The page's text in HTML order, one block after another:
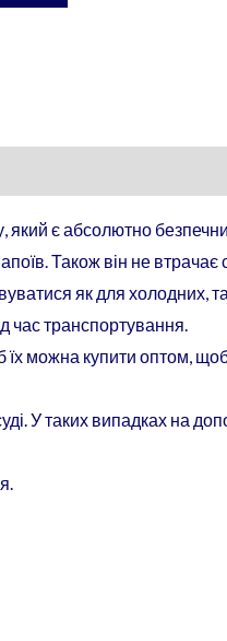
який є абсолютно
Також він не втрачає
як для холодних,
час транспортування.
їх можна купити оптом,
У таких випадках на